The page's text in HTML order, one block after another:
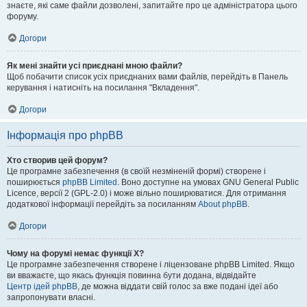
знаєте, які саме файли дозволені, запитайте про це адміністратора цього
форуму.
Догори
Як мені знайти усі приєднані мною файли?
Щоб побачити список усіх приєднаних вами файлів, перейдіть в Панель
керування і натисніть на посилання "Вкладення".
Догори
Інформація про phpBB
Хто створив цей форум?
Це програмне забезпечення (в своїй незміненій формі) створене і
поширюється phpBB Limited . Воно доступне на умовах GNU General Public
Licence, версії 2 (GPL-2.0) і може вільно поширюватися. Для отримання
додаткової інформації перейдіть за посиланням About phpBB.
Догори
Чому на форумі немає функції X?
Це програмне забезпечення створене і ліцензоване phpBB Limited. Якщо
ви вважаєте, що якась функція повинна бути додана, відвідайте
Центр ідей phpBB, де можна віддати свій голос за вже подані ідеї або
запропонувати власні.